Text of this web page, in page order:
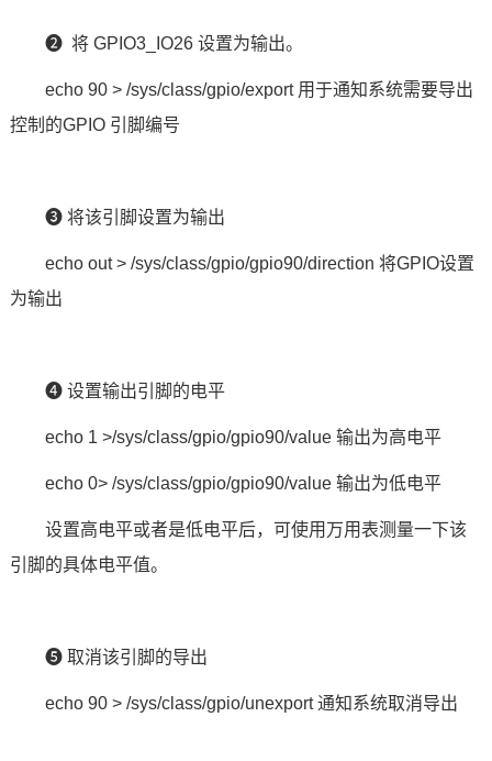
❷ 将 GPIO3_IO26 设置为输出。
echo 90 > /sys/class/gpio/export 用于通知系统需要导出
控制的GPIO 引脚编号
❸ 将该引脚设置为输出
echo out > /sys/class/gpio/gpio90/direction 将GPIO设置
为输出
❹ 设置输出引脚的电平
echo 1 >/sys/class/gpio/gpio90/value 输出为高电平
echo 0> /sys/class/gpio/gpio90/value 输出为低电平
设置高电平或者是低电平后，可使用万用表测量一下该
引脚的具体电平值。
❺ 取消该引脚的导出
echo 90 > /sys/class/gpio/unexport 通知系统取消导出